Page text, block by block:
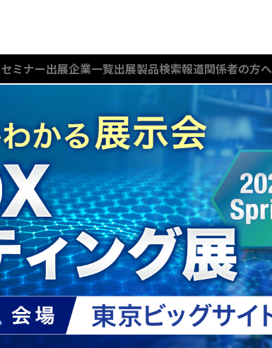
セミナー出展企業一覧出展製品検索報道関係者の方へ